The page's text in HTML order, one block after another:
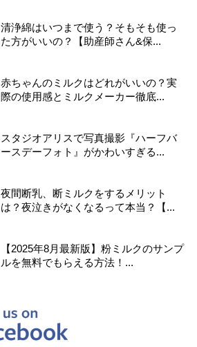
清浄綿はいつまで使う？そもそも使っ
た方がいいの？【助産師さん&保...
赤ちゃんのミルクはどれがいいの？実
際の使用感とミルクメーカー徹底...
スタジオアリスで写真撮影『ハーフバ
ースデーフォト』がかわいすぎる...
夜間断乳、断ミルクをするメリット
は？夜泣きがなくなるって本当？【...
【2025年8月最新版】粉ミルクのサンプ
ルを無料でもらえる方法！...